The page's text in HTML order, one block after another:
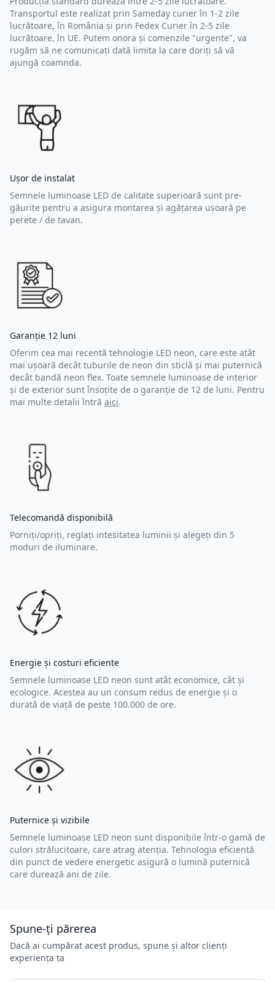
Transportul este realizat prin Sameday curier în 1-2 zile
lucrătoare, în România și prin Fedex Curier în 2-5 zile
lucrătoare, în UE. Putem onora și comenzile "urgente", va
rugăm să ne comunicați dată limita la care doriți să vă
ajungă coamnda.
Ușor de instalat
Semnele luminoase LED de calitate superioară sunt pre-
găurite pentru a asigura montarea și agățarea ușoară pe
perete / de tavan.
Garanție 12 luni
Oferim cea mai recentă tehnologie LED neon, care este atât
mai ușoară decât tuburile de neon din sticlă și mai puternică
decât bandă neon flex. Toate semnele luminoase de interior
și de exterior sunt însoțite de o garanție de 12 de luni. Pentru
mai multe detalii întră aici.
Telecomandă disponibilă
Porniți/opriți, reglați intesitatea luminii și alegeți din 5
moduri de iluminare.
Energie și costuri eficiente
Semnele luminoase LED neon sunt atât economice, cât și
ecologice. Acestea au un consum redus de energie și o
durată de viață de peste 100.000 de ore.
Puternice și vizibile
Semnele luminoase LED neon sunt disponibile într-o gamă de
culori strălucitoare, care atrag atenția. Tehnologia eficientă
din punct de vedere energetic asigură o lumină puternică
care durează ani de zile.
Spune-ți părerea
Dacă ai cumpărat acest produs, spune și altor clienți
experiența ta